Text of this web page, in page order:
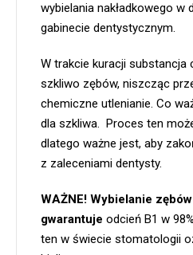
wybielania nakładkowego w
gabinecie dentystycznym.
W trakcie kuracji substancja
szkliwo zębów, niszcząc
chemiczne utlenianie. Co
dla szkliwa. Proces ten
dlatego ważne jest, aby
z zaleceniami dentysty.
WAŻNE! Wybielanie
gwarantuje odcień B1 w
ten w świecie stomatologii